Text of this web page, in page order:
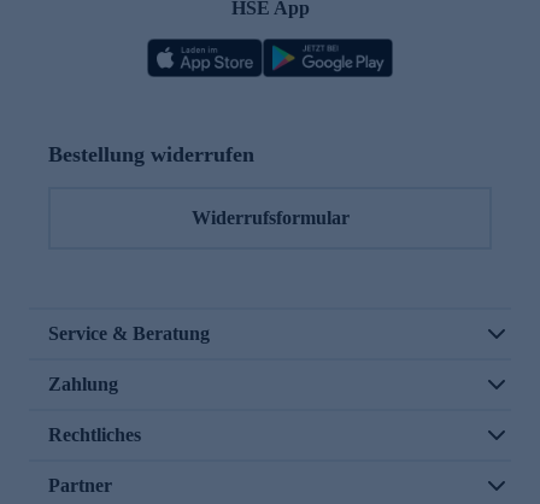
HSE App
Bestellung widerrufen
Widerrufsformular
Service & Beratung
Zahlung
Rechtliches
Partner